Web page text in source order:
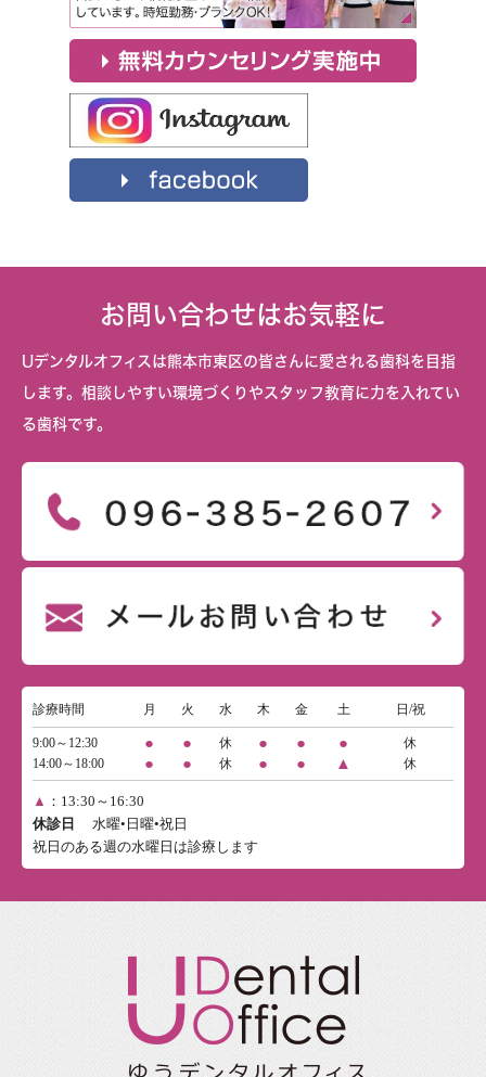
お問い合わせはお気軽に
Uデンタルオフィスは熊本市東区の皆さんに愛される歯科を目指
します。相談しやすい環境づくりやスタッフ教育に力を入れてい
る歯科です。
診療時間 月 火 水 木 金 土 日/祝
9:00～12:30 ● ● 休 ● ● ●
休
14:00～18:00
● ● 休 ● ● ▲ 休
▲ ：13:30～16:30
休診日
水曜•日曜•祝日
祝日のある週の水曜日は診療します